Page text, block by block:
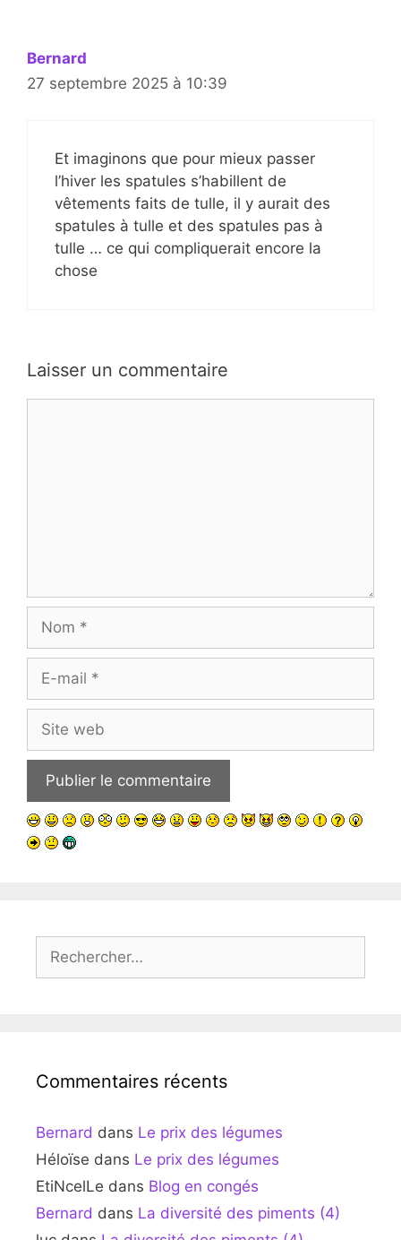
Bernard
27 septembre 2025 à 10:39
Et imaginons que pour mieux passer
l’hiver les spatules s’habillent de
vêtements faits de tulle, il y aurait des
spatules à tulle et des spatules pas à
tulle … ce qui compliquerait encore la
chose
Laisser un commentaire
Nom
Site
web
Rechercher :
Commentaires récents
Bernard dans Le prix des légumes
Héloïse dans Le prix des légumes
EtiNcelLe dans Blog en congés
Bernard dans La diversité des piments (4)